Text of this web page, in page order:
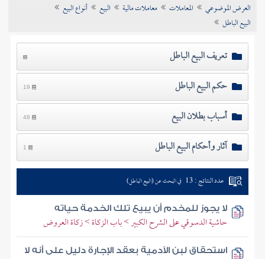
تراجم الأعلام
العرض الموضوعي المعاملات معاملات مالية البيع
أنواع البيع
البيع الباطل
تعريف البيع الباطل
حكم البيع الباطل
19
أسباب بطلان البيع 48
آثار وأحكام البيع الباطل 1
عدد النتائج : 13 في البحث عن (البيع الباطل)
لا يجوز للمخدم أن يبيع تلك الخدمة حياته
حاشية الدسوقي على الشرح الكبير > باب الزكاة > زكاة العروض
استحقاق لبن الآدمية بعقد الإجارة دليل على أنه لا